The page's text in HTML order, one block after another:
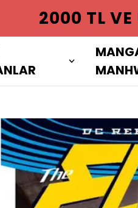
TL VE